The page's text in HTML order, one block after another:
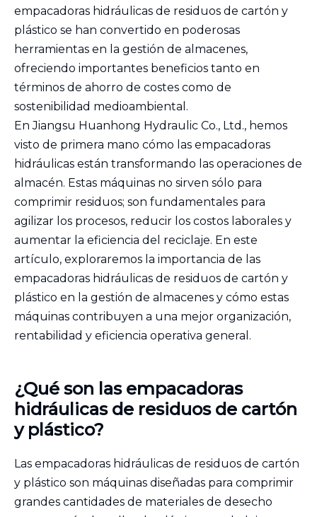
empacadoras hidráulicas de residuos de cartón y
plástico se han convertido en poderosas
herramientas en la gestión de almacenes,
ofreciendo importantes beneficios tanto en
términos de ahorro de costes como de
sostenibilidad medioambiental.
En Jiangsu Huanhong Hydraulic Co., Ltd., hemos
visto de primera mano cómo las empacadoras
hidráulicas están transformando las operaciones de
almacén. Estas máquinas no sirven sólo para
comprimir residuos; son fundamentales para
agilizar los procesos, reducir los costos laborales y
aumentar la eficiencia del reciclaje. En este
artículo, exploraremos la importancia de las
empacadoras hidráulicas de residuos de cartón y
plástico en la gestión de almacenes y cómo estas
máquinas contribuyen a una mejor organización,
rentabilidad y eficiencia operativa general.
¿Qué son las empacadoras
hidráulicas de residuos de cartón
y plástico?
Las empacadoras hidráulicas de residuos de cartón
y plástico son máquinas diseñadas para comprimir
grandes cantidades de materiales de desecho